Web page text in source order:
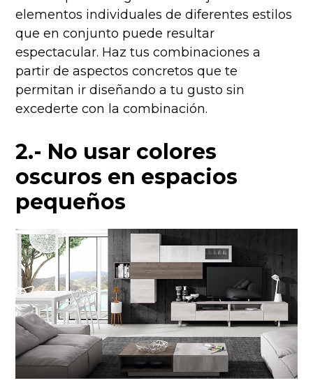
elementos individuales de diferentes estilos
que en conjunto puede resultar
espectacular. Haz tus combinaciones a
partir de aspectos concretos que te
permitan ir diseñando a tu gusto sin
excederte con la combinación.
2.- No usar colores
oscuros en espacios
pequeños